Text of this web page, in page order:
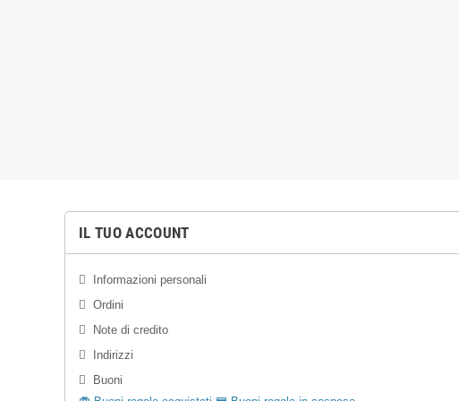
IL TUO ACCOUNT
Informazioni personali
Ordini
Note di credito
Indirizzi
Buoni